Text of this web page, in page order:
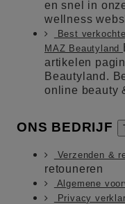
en snel in
wellness
Best
MAZ Beautyland
artikelen
Beautyland.
online beauty
ONS BEDRIJF
Verzenden &
retouneren
Algemene
Privacy